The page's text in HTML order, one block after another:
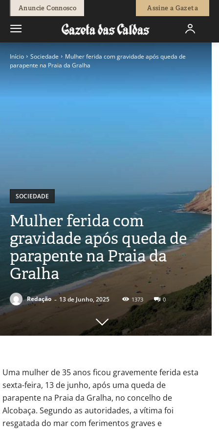
Anuncie Connosco Assine a Gazeta
Início Sociedade
Mulher ferida com gravidade após queda de
parapente na Praia da Gralha
SOCIEDADE
Mulher ferida com
gravidade após queda de
parapente na Praia da
Gralha
Redação - 13 de Junho, 2025 1373 0
Uma mulher de 35 anos ficou gravemente ferida esta
sexta-feira, 13 de junho, após uma queda de
parapente na Praia da Gralha, no concelho de
Alcobaça. Segundo as autoridades, a vítima foi
resgatada do mar com ferimentos graves e